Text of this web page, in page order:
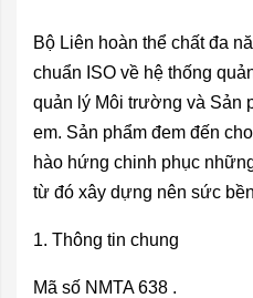
Bộ Liên hoàn thể chất đa
chuẩn ISO về hệ thống
quản lý Môi trường và Sản
em. Sản phẩm đem đến
hào hứng chinh phục
từ đó xây dựng nên sức
1. Thông tin chung
Mã số NMTA 638 .